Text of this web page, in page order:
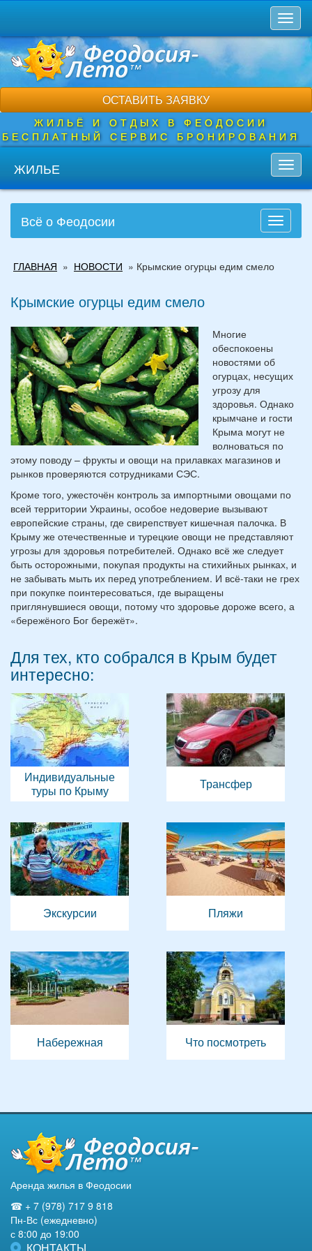
основному
содержанию
ОСТАВИТЬ ЗАЯВКУ
ЖИЛЬЁ И ОТДЫХ В ФЕОДОСИИ
БЕСПЛАТНЫЙ СЕРВИС БРОНИРОВАНИЯ
ЖИЛЬЕ
Toggle
Всё о Феодосии
здесь
ГЛАВНАЯ » НОВОСТИ » Крымские огурцы едим смело
Крымские огурцы едим смело
Многие
обеспокоены
новостями об
огурцах, несущих
угрозу для
здоровья. Однако
крымчане и гости
Крыма могут не
волноваться по
этому поводу – фрукты и овощи на прилавках магазинов и
рынков проверяются сотрудниками СЭС.
Кроме того, ужесточён контроль за импортными овощами по
всей территории Украины, особое недоверие вызывают
европейские страны, где свирепствует кишечная палочка. В
Крыму же отечественные и турецкие овощи не представляют
угрозы для здоровья потребителей. Однако всё же следует
быть осторожными, покупая продукты на стихийных рынках, и
не забывать мыть их перед употреблением. И всё-таки не грех
при покупке поинтересоваться, где выращены
приглянувшиеся овощи, потому что здоровье дороже всего, а
«бережёного Бог бережёт».
Для тех, кто собрался в Крым будет
интересно:
Индивидуальные
туры по Крыму
Трансфер
Экскурсии Пляжи
Набережная Что посмотреть
Аренда жилья в Феодосии
☎ + 7 (978) 717 9 818
Пн-Вс (ежедневно)
с 8:00 до 19:00